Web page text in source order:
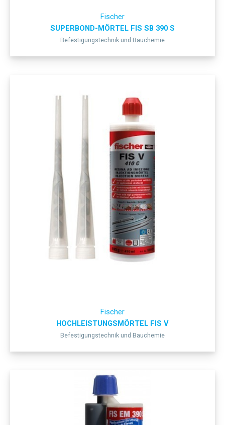
Fischer
SUPERBOND-MÖRTEL FIS SB 390 S
Befestigungstechnik und Bauchemie
Fischer
HOCHLEISTUNGSMÖRTEL FIS V
Befestigungstechnik und Bauchemie